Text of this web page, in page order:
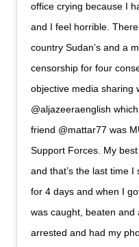
office crying because I
and I feel horrible.
country Sudan’s and a
censorship for four
objective media sharing
@aljazeeraenglish
friend @mattar77 was
Support Forces. My
and that’s the last time
for 4 days and when I
was caught, beaten and
arrested and had my